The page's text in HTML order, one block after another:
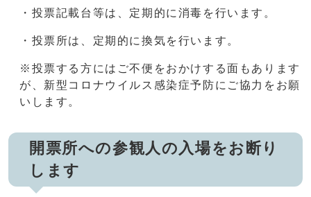
・投票記載台等は、定期的に消毒を行います。
・投票所は、定期的に換気を行います。
※投票する方にはご不便をおかけする面もあります
が、新型コロナウイルス感染症予防にご協力をお願
いします。
開票所への参観人の入場をお断り
します